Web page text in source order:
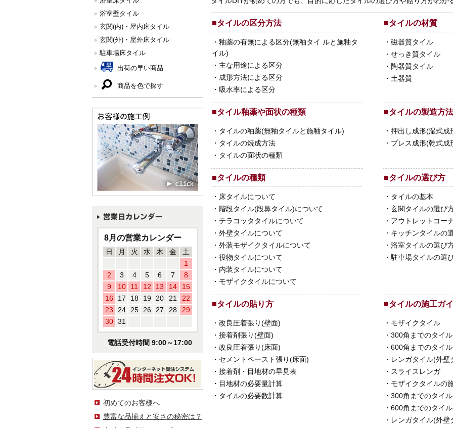
浴室壁タイル
玄関(内)・屋内床タイル
玄関(外)・屋外床タイル
駐車場床タイル
出荷の早い商品
商品を色で探す
8月の営業カレンダー
日 月 火 水 木 金
土
1
2
3 4 5 6 7
8
9
10 11 12 13 14
15
16
17 18 19 20 21
22
23
24 25 26 27 28
29
30 31
電話受付時間 9:00～17:00
初めてのお客様へ
豊富な品揃えと安さの秘密は？
■タイルの区分方法
・ 釉薬の有無による区分(無釉タイ ルと施釉タ
イル)
・ 主な用途による区分
・ 成形方法による区分
・ 吸水率による区分
■タイルの材質
・ 磁器質タイル
・ せっき質タイル
・ 陶器質タイル
・ 土器質
■タイル釉薬や面状の種類
・ タイルの釉薬(無釉タイルと施釉タイル)
・ タイルの焼成方法
・ タイルの面状の種類
■タイルの製造方法
・ 押出し成形(湿式成
・ プレス成形(乾式成
■タイルの種類
・ 床タイルについて
・ 階段タイル(段鼻タイル)について
・ テラコッタタイルについて
・ 外壁タイルについて
・ 外装モザイクタイルについて
・ 役物タイルについて
・ 内装タイルについて
・ モザイクタイルについて
■タイルの選び方
・ タイルの基本
・ 玄関タイルの選び
・ アウトレットコー
・ キッチンタイルの
・ 浴室タイルの選び
・ 駐車場タイルの選
■タイルの貼り方
・ 改良圧着張り(壁面)
・ 接着剤張り(壁面)
・ 改良圧着張り(床面)
・ セメントペースト張り(床面)
・ 接着剤・目地材の早見表
・ 目地材の必要量計算
・ タイルの必要数計算
■タイルの施工ガ
・ モザイクタイル
・ 300角までのタイル
・ 600角までのタイル
・ レンガタイル(外壁
・ スライスレンガ
・ モザイクタイルの
・ 300角までのタイ
・ 600角までのタイ
・ レンガタイル(外壁